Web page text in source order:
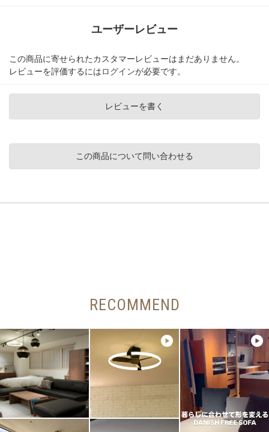
ユーザーレビュー
この商品に寄せられたカスタマーレビューはまだありません。
レビューを評価するにはログインが必要です。
レビューを書く
この商品について問い合わせる
RECOMMEND